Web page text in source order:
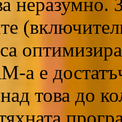
а е
това до